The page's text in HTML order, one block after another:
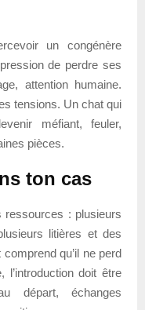
un congénère
de perdre ses
attention humaine.
tensions. Un chat qui
méfiant, feuler,
pièces.
ton cas
ressources : plusieurs
litières et des
qu’il ne perd
doit être
départ, échanges